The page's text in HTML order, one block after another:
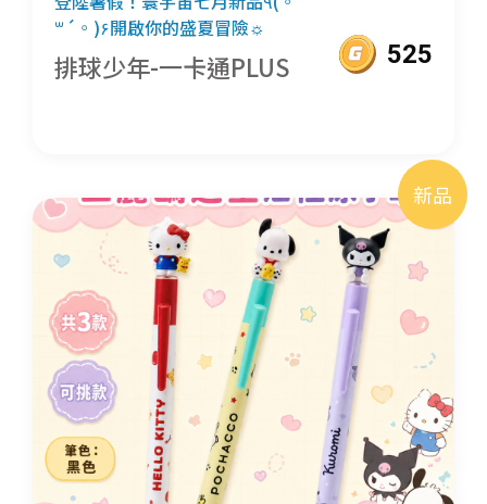
꒳´◦)۶開啟你的盛夏冒險☼
排球少年-一卡通PLUS 525
新品